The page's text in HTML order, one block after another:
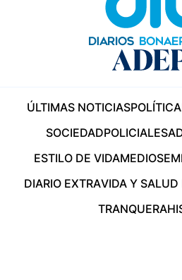
ÚLTIMAS NOTICIASPOLÍTICA
SOCIEDADPOLICIALES
ESTILO DE VIDAMEDIOS
DIARIO EXTRAVIDA Y SALUD
TRANQUERA